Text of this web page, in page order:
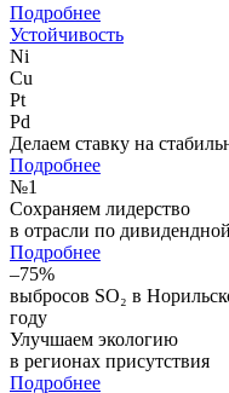
Подробнее
Устойчивость
Ni
Cu
Pt
Pd
Делаем ставку на
Подробнее
№1
Сохраняем лидерство
в отрасли по
Подробнее
–75%
выбросов SO₂ в
году
Улучшаем экологию
в регионах присутствия
Подробнее